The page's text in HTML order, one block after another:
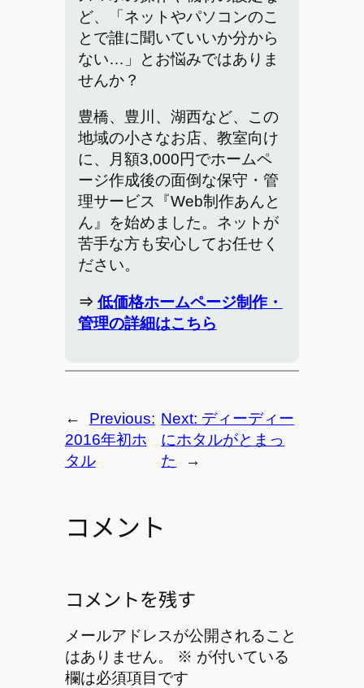
ど、「ネットやパソコンのこ
とで誰に聞いていいか分から
ない…」とお悩みではありま
せんか？
豊橋、豊川、湖西など、この
地域の小さなお店、教室向け
に、月額3,000円でホームペ
ージ作成後の面倒な保守・管
理サービス『Web制作あんと
ん』を始めました。ネットが
苦手な方も安心してお任せく
ださい。
⇒ 低価格ホームページ制作・
管理の詳細はこちら
←
Previous:
2016年初ホ
タル
Next: ディーディー
にホタルがとまっ
た
→
コメント
コメントを残す
メールアドレスが公開されること
はありません。
※ が付いている
欄は必須項目です